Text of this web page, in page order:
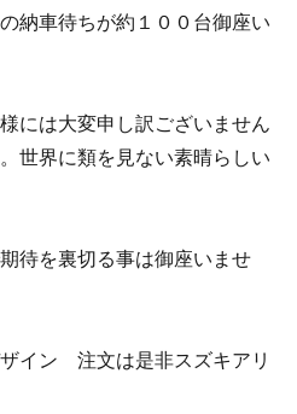
納車待ちが約１００台御座い
には大変申し訳ございません
世界に類を見ない素晴らしい
待を裏切る事は御座いませ
イン 注文は是非スズキアリ